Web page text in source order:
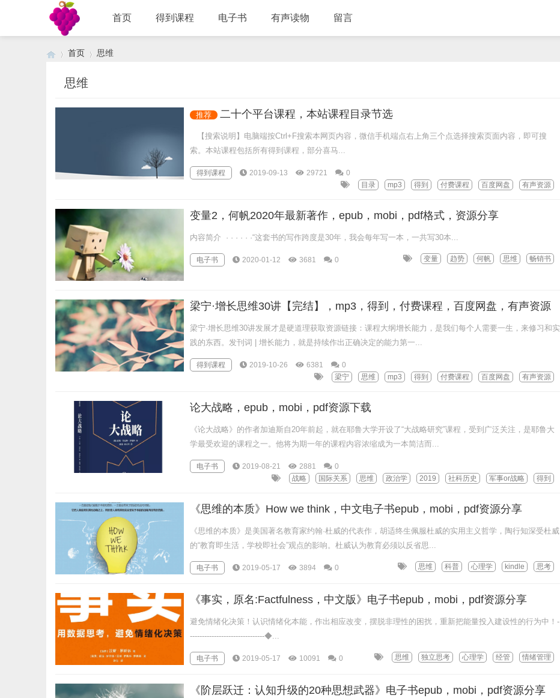
首页 得到课程 电子书 有声读物 留言
›
首页
›
思维
思维
推荐 二十个平台课程，本站课程目录节选
【搜索说明】电脑端按Ctrl+F搜索本网页内容，微信手机端点右上角三个点选择搜索页面内容，即可搜
索。本站课程包括所有得到课程，部分喜马...
得到课程 2019-09-13 29721
0
目录
mp3 得到 付费课程 百度网盘 有声资源
变量2，何帆2020年最新著作，epub，mobi，pdf格式，资源分享
内容简介 · · · · · ·“这套书的写作跨度是30年，我会每年写一本，一共写30本...
电子书 2020-01-12 3681 0 变量 趋势 何帆 思维 畅销书
梁宁·增长思维30讲【完结】，mp3，得到，付费课程，百度网盘，有声资源
梁宁·增长思维30讲发展才是硬道理获取资源链接：课程大纲增长能力，是我们每个人需要一生，来修习和实
践的东西。发刊词 | 增长能力，就是持续作出正确决定的能力第一...
得到课程 2019-10-26 6381
0
梁宁
思维 mp3 得到 付费课程 百度网盘 有声资源
论大战略，epub，mobi，pdf资源下载
《论大战略》的作者加迪斯自20年前起，就在耶鲁大学开设了“大战略研究”课程，受到广泛关注，是耶鲁大
学最受欢迎的课程之一。他将为期一年的课程内容浓缩成为一本简洁而...
电子书 2019-08-21 2881
0
战略
国际关系 思维 政治学 2019 社科历史 军事or战略 得到
《思维的本质》How we think，中文电子书epub，mobi，pdf资源分享
《思维的本质》是美国著名教育家约翰·杜威的代表作，胡适终生佩服杜威的实用主义哲学，陶行知深受杜威
的“教育即生活，学校即社会”观点的影响。杜威认为教育必须以反省思...
电子书 2019-05-17 3894 0 思维 科普 心理学 kindle 思考
《事实，原名:Factfulness，中文版》电子书epub，mobi，pdf资源分享
避免情绪化决策！认识情绪化本能，作出相应改变，摆脱非理性的困扰，重新把能量投入建设性的行为中！-
-------------------------------◆...
电子书 2019-05-17 10091 0 思维 独立思考 心理学 经管 情绪管理
《阶层跃迁：认知升级的20种思想武器》电子书epub，mobi，pdf资源分享